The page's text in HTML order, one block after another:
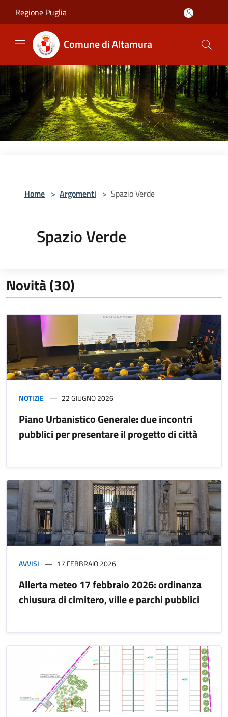
Regione Puglia
Comune di Altamura
Home > Argomenti > Spazio Verde
Spazio Verde
Novità (30)
NOTIZIE 22 GIUGNO 2026
Piano Urbanistico Generale: due incontri
pubblici per presentare il progetto di città
AVVISI 17 FEBBRAIO 2026
Allerta meteo 17 febbraio 2026: ordinanza
chiusura di cimitero, ville e parchi pubblici